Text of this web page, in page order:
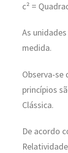
c² =
As
medida.
Observa-se
princípios
Clássica.
De acordo